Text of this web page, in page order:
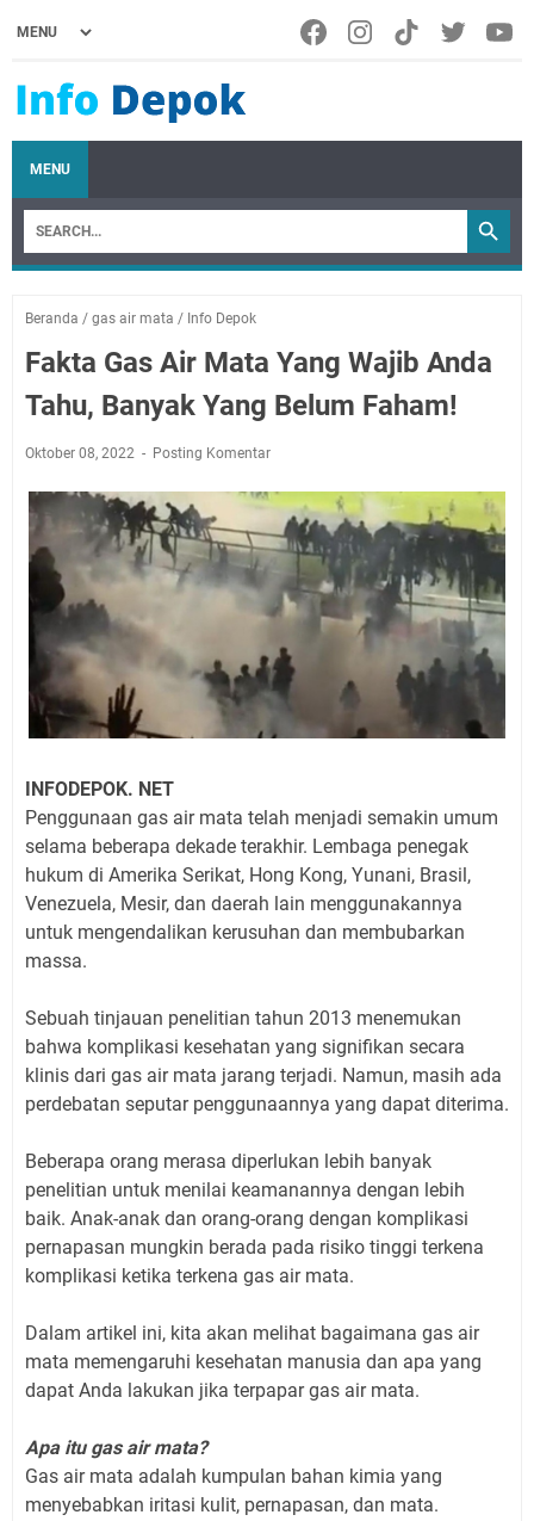
MENU
Beranda / gas air mata / Info Depok
Fakta Gas Air Mata Yang Wajib Anda
Tahu, Banyak Yang Belum Faham!
Oktober 08, 2022 Posting Komentar
INFODEPOK. NET
Penggunaan gas air mata telah menjadi semakin umum
selama beberapa dekade terakhir. Lembaga penegak
hukum di Amerika Serikat, Hong Kong, Yunani, Brasil,
Venezuela, Mesir, dan daerah lain menggunakannya
untuk mengendalikan kerusuhan dan membubarkan
massa.
Sebuah tinjauan penelitian tahun 2013 menemukan
bahwa komplikasi kesehatan yang signifikan secara
klinis dari gas air mata jarang terjadi. Namun, masih ada
perdebatan seputar penggunaannya yang dapat diterima.
Beberapa orang merasa diperlukan lebih banyak
penelitian untuk menilai keamanannya dengan lebih
baik. Anak-anak dan orang-orang dengan komplikasi
pernapasan mungkin berada pada risiko tinggi terkena
komplikasi ketika terkena gas air mata.
Dalam artikel ini, kita akan melihat bagaimana gas air
mata memengaruhi kesehatan manusia dan apa yang
dapat Anda lakukan jika terpapar gas air mata.
Apa itu gas air mata?
Gas air mata adalah kumpulan bahan kimia yang
menyebabkan iritasi kulit, pernapasan, dan mata.